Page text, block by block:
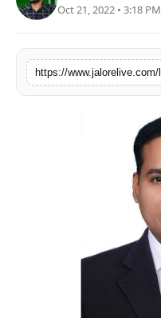
विशेष
बिज़नेस
Oct 21, 2022 • 3:18 PM